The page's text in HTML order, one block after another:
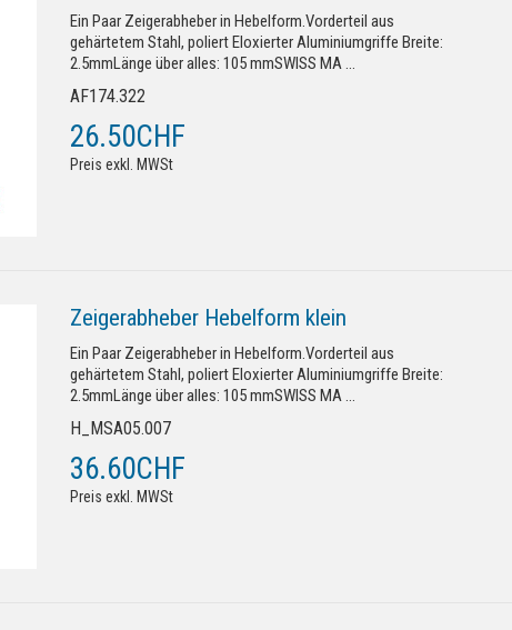
Ein Paar Zeigerabheber in Hebelform.Vorderteil aus
gehärtetem Stahl, poliert Eloxierter Aluminiumgriffe Breite:
2.5mmLänge über alles: 105 mmSWISS MA ...
AF174.322
26.50CHF
Preis exkl. MWSt
Zeigerabheber Hebelform klein
Ein Paar Zeigerabheber in Hebelform.Vorderteil aus
gehärtetem Stahl, poliert Eloxierter Aluminiumgriffe Breite:
2.5mmLänge über alles: 105 mmSWISS MA ...
H_MSA05.007
36.60CHF
Preis exkl. MWSt